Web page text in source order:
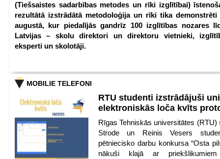
(Tiešsaistes sadarbības metodes un rīki izglītībai)
rezultātā izstrādātā metodoloģija un rīki tika demonstrēti
augustā, kur piedalījās gandrīz 100 izglītības nozares
Latvijas – skolu direktori un direktoru vietnieki,
eksperti un skolotāji.
MOBILIE TELEFONI
RTU studenti izstrādājuši
elektroniskās loča kvīts
Rīgas Tehniskās universitātes (RTU)
Strode un Reinis Vesers
pētniecisko darbu konkursa “Osta
nākuši klajā ar priekšlikumiem